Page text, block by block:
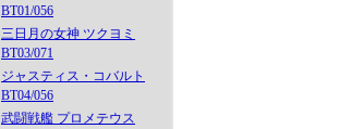
BT01/056
三日月の女神 ツクヨミ
BT03/071
ジャスティス・コバルト
BT04/056
武闘戦艦 プロメテウス